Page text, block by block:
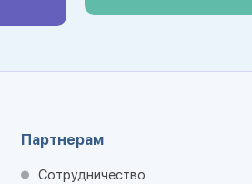
Партнерам
Сотрудничество